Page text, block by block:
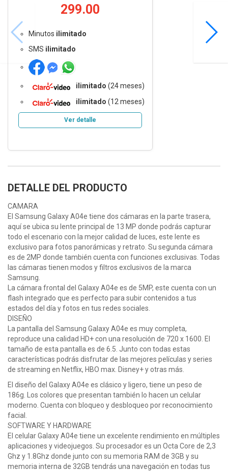
299.00
Minutos ilimitado
SMS ilimitado
ilimitado (24 meses)
ilimitado (12 meses)
Ver detalle
DETALLE DEL PRODUCTO
CAMARA
El Samsung Galaxy A04e tiene dos cámaras en la parte trasera,
aquí se ubica su lente principal de 13 MP donde podrás capturar
todo el escenario con la mejor calidad de luces, este lente es
exclusivo para fotos panorámicas y retrato. Su segunda cámara
es de 2MP donde también cuenta con funciones exclusivas. Todas
las cámaras tienen modos y filtros exclusivos de la marca
Samsung.
La cámara frontal del Galaxy A04e es de 5MP, este cuenta con un
flash integrado que es perfecto para subir contenidos a tus
estados del día y fotos en tus redes sociales.
DISEÑO
La pantalla del Samsung Galaxy A04e es muy completa,
reproduce una calidad HD+ con una resolución de 720 x 1600. El
tamaño de esta pantalla es de 6.5. Junto con todas estas
características podrás disfrutar de las mejores películas y series
de streaming en Netflix, HBO max. Disney+ y otras más.
El diseño del Galaxy A04e es clásico y ligero, tiene un peso de
186g. Los colores que presentan también lo hacen un celular
moderno. Cuenta con bloqueo y desbloqueo por reconocimiento
facial.
SOFTWARE Y HARDWARE
El celular Galaxy A04e tiene un excelente rendimiento en múltiples
aplicaciones y videojuegos. Su procesador es un Octa Core de 2,3
Ghz y 1.8Ghz donde junto con su memoria RAM de 3GB y su
memoria interna de 32GB tendrás una navegación en todas tus